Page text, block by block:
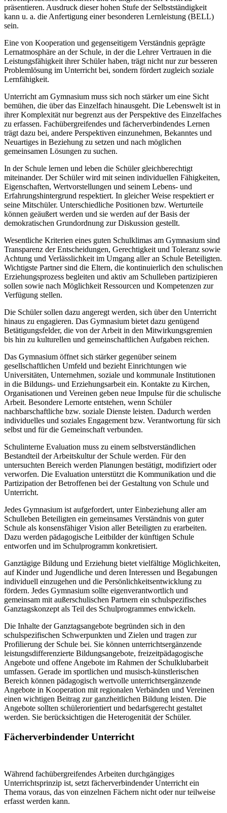
präsentieren. Ausdruck dieser hohen Stufe der Selbstständigkeit
kann u. a. die Anfertigung einer besonderen Lernleistung (BELL)
sein.
Eine von Kooperation und gegenseitigem Verständnis geprägte
Lernatmosphäre an der Schule, in der die Lehrer Vertrauen in die
Leistungsfähigkeit ihrer Schüler haben, trägt nicht nur zur besseren
Problemlösung im Unterricht bei, sondern fördert zugleich soziale
Lernfähigkeit.
Unterricht am Gymnasium muss sich noch stärker um eine Sicht
bemühen, die über das Einzelfach hinausgeht. Die Lebenswelt ist in
ihrer Komplexität nur begrenzt aus der Perspektive des Einzelfaches
zu erfassen. Fachübergreifendes und fächerverbindendes Lernen
trägt dazu bei, andere Perspektiven einzunehmen, Bekanntes und
Neuartiges in Beziehung zu setzen und nach möglichen
gemeinsamen Lösungen zu suchen.
In der Schule lernen und leben die Schüler gleichberechtigt
miteinander. Der Schüler wird mit seinen individuellen Fähigkeiten,
Eigenschaften, Wertvorstellungen und seinem Lebens- und
Erfahrungshintergrund respektiert. In gleicher Weise respektiert er
seine Mitschüler. Unterschiedliche Positionen bzw. Werturteile
können geäußert werden und sie werden auf der Basis der
demokratischen Grundordnung zur Diskussion gestellt.
Wesentliche Kriterien eines guten Schulklimas am Gymnasium sind
Transparenz der Entscheidungen, Gerechtigkeit und Toleranz sowie
Achtung und Verlässlichkeit im Umgang aller an Schule Beteiligten.
Wichtigste Partner sind die Eltern, die kontinuierlich den schulischen
Erziehungsprozess begleiten und aktiv am Schulleben partizipieren
sollen sowie nach Möglichkeit Ressourcen und Kompetenzen zur
Verfügung stellen.
Die Schüler sollen dazu angeregt werden, sich über den Unterricht
hinaus zu engagieren. Das Gymnasium bietet dazu genügend
Betätigungsfelder, die von der Arbeit in den Mitwirkungsgremien
bis hin zu kulturellen und gemeinschaftlichen Aufgaben reichen.
Das Gymnasium öffnet sich stärker gegenüber seinem
gesellschaftlichen Umfeld und bezieht Einrichtungen wie
Universitäten, Unternehmen, soziale und kommunale Institutionen
in die Bildungs- und Erziehungsarbeit ein. Kontakte zu Kirchen,
Organisationen und Vereinen geben neue Impulse für die schulische
Arbeit. Besondere Lernorte entstehen, wenn Schüler
nachbarschaftliche bzw. soziale Dienste leisten. Dadurch werden
individuelles und soziales Engagement bzw. Verantwortung für sich
selbst und für die Gemeinschaft verbunden.
Schulinterne Evaluation muss zu einem selbstverständlichen
Bestandteil der Arbeitskultur der Schule werden. Für den
untersuchten Bereich werden Planungen bestätigt, modifiziert oder
verworfen. Die Evaluation unterstützt die Kommunikation und die
Partizipation der Betroffenen bei der Gestaltung von Schule und
Unterricht.
Jedes Gymnasium ist aufgefordert, unter Einbeziehung aller am
Schulleben Beteiligten ein gemeinsames Verständnis von guter
Schule als konsensfähiger Vision aller Beteiligten zu erarbeiten.
Dazu werden pädagogische Leitbilder der künftigen Schule
entworfen und im Schulprogramm konkretisiert.
Ganztägige Bildung und Erziehung bietet vielfältige Möglichkeiten,
auf Kinder und Jugendliche und deren Interessen und Begabungen
individuell einzugehen und die Persönlichkeitsentwicklung zu
fördern. Jedes Gymnasium sollte eigenverantwortlich und
gemeinsam mit außerschulischen Partnern ein schulspezifisches
Ganztagskonzept als Teil des Schulprogrammes entwickeln.
Die Inhalte der Ganztagsangebote begründen sich in den
schulspezifischen Schwerpunkten und Zielen und tragen zur
Profilierung der Schule bei. Sie können unterrichtsergänzende
leistungsdifferenzierte Bildungsangebote, freizeitpädagogische
Angebote und offene Angebote im Rahmen der Schulklubarbeit
umfassen. Gerade im sportlichen und musisch-künstlerischen
Bereich können pädagogisch wertvolle unterrichtsergänzende
Angebote in Kooperation mit regionalen Verbänden und Vereinen
einen wichtigen Beitrag zur ganzheitlichen Bildung leisten. Die
Angebote sollten schülerorientiert und bedarfsgerecht gestaltet
werden. Sie berücksichtigen die Heterogenität der Schüler.
Fächerverbindender Unterricht
Während fachübergreifendes Arbeiten durchgängiges
Unterrichtsprinzip ist, setzt fächerverbindender Unterricht ein
Thema voraus, das von einzelnen Fächern nicht oder nur teilweise
erfasst werden kann.